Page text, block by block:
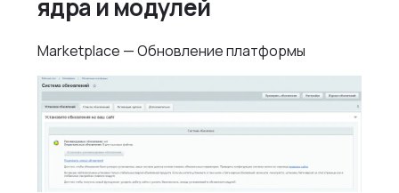
ядра и модулей
Marketplace — Обновление платформы